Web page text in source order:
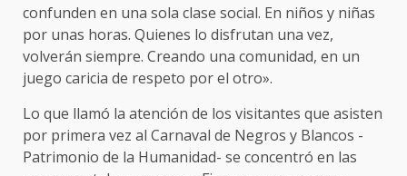
confunden en una sola clase social. En niños y niñas
por unas horas. Quienes lo disfrutan una vez,
volverán siempre. Creando una comunidad, en un
juego caricia de respeto por el otro».
Lo que llamó la atención de los visitantes que asisten
por primera vez al Carnaval de Negros y Blancos -
Patrimonio de la Humanidad- se concentró en las